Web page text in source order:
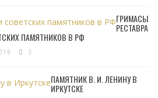
ГРИМАСЫ
РЕСТАВРА
ПАМЯТНИКОВ В РФ
3
ПАМЯТНИК В. И. ЛЕНИНУ В
ИРКУТСКЕ